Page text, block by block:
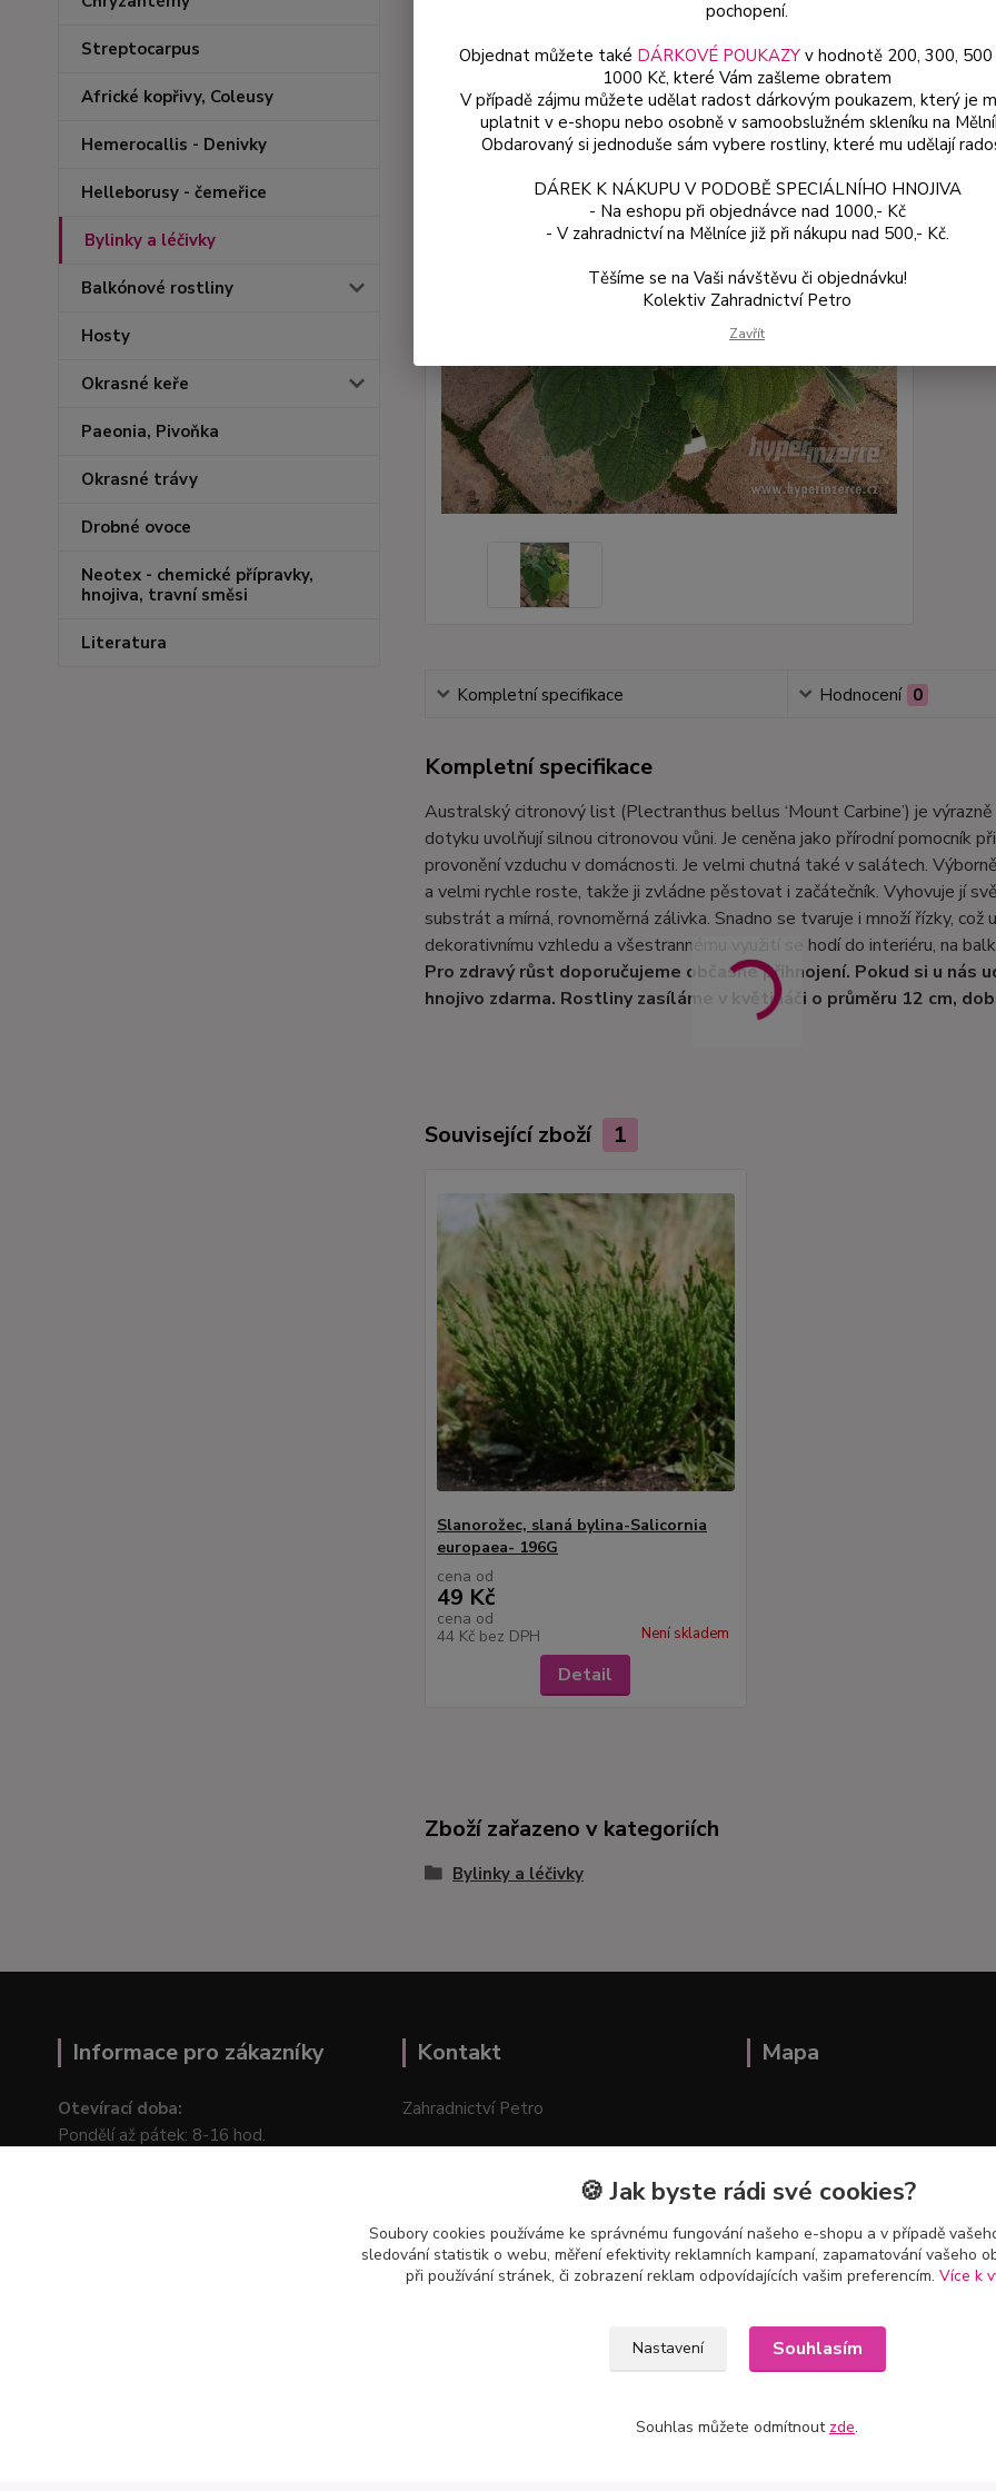
Streptocarpus
Africké kopřivy, Coleusy
Hemerocallis - Denivky
Helleborusy - čemeřice
Bylinky a léčivky
Balkónové rostliny
Hosty
Okrasné keře
Paeonia, Pivoňka
Okrasné trávy
Drobné ovoce
Neotex - chemické přípravky,
hnojiva, travní směsi
Literatura
Kompletní specifikace Hodnocení 0
Kompletní specifikace
Australský citronový list (Plectranthus bellus ‘Mount Carbine’) je
dotyku uvolňují silnou citronovou vůni. Je ceněna jako přírodní pomocník
provonění vzduchu v domácnosti. Je velmi chutná také v salátech.
a velmi rychle roste, takže ji zvládne pěstovat i začátečník. Vyhovuje jí
substrát a mírná, rovnoměrná zálivka. Snadno se tvaruje i množí řízky,
dekorativnímu vzhledu a všestrannému využití se hodí do interiéru, na
Pro zdravý růst doporučujeme občasné přihnojení. Pokud si u
hnojivo zdarma. Rostliny zasíláme v květináči o průměru 12 cm,
Související zboží 1
Slanorožec, slaná bylina-Salicornia
europaea- 196G
cena od
49 Kč
cena od
44 Kč bez DPH Není skladem
Detail
Zboží zařazeno v kategoriích
Bylinky a léčivky
Informace pro zákazníky
Otevírací doba:
Pondělí až pátek: 8-16 hod.
Kontakt
Zahradnictví Petro
Mapa
pochopení.
Objednat můžete také DÁRKOVÉ POUKAZYv hodnotě 200, 300, 500
1000 Kč, které Vám zašleme obratem
V případě zájmu můžete udělat radost dárkovým poukazem, který je
uplatnit v e-shopu nebo osobně v samoobslužném skleníku na
Obdarovaný si jednoduše sám vybere rostliny, které mu udělají
DÁREK K NÁKUPU V PODOBĚ SPECIÁLNÍHO HNOJIVA
- Na eshopu při objednávce nad 1000,- Kč
- V zahradnictví na Mělníce již při nákupu nad 500,- Kč.
Těšíme se na Vaši návštěvu či objednávku!
Kolektiv Zahradnictví Petro
Zavřít
🍪 Jak byste rádi své cookies?
Soubory cookies používáme ke správnému fungování našeho e-shopu a v případě
sledování statistik o webu, měření efektivity reklamních kampaní, zapamatování vašeho
při používání stránek, či zobrazení reklam odpovídajících vašim preferencím. Více k
Nastavení Souhlasím
Souhlas můžete odmítnout zde.